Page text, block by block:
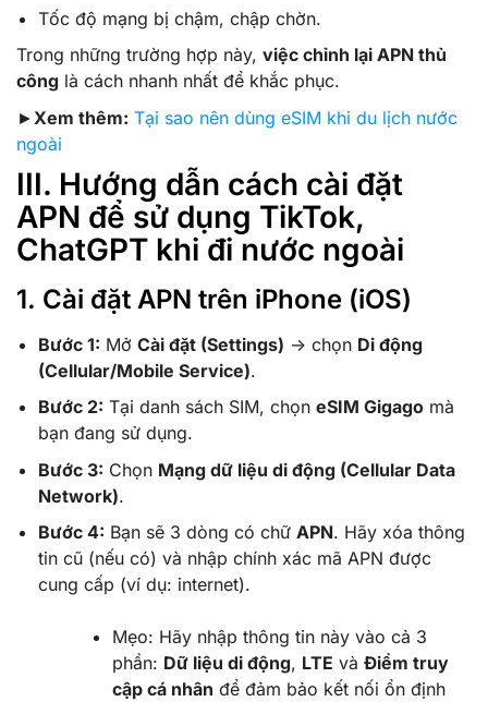
Tốc độ mạng bị chậm, chập chờn.
Trong những trường hợp này, việc chỉnh lại APN thủ
công là cách nhanh nhất để khắc phục.
► Xem thêm: Tại sao nên dùng eSIM khi du lịch nước
ngoài
III. Hướng dẫn cách cài đặt
APN để sử dụng TikTok,
ChatGPT khi đi nước ngoài
1. Cài đặt APN trên iPhone (iOS)
Bước 1: Mở Cài đặt (Settings) -> chọn Di động
(Cellular/Mobile Service).
Bước 2: Tại danh sách SIM, chọn eSIM Gigago mà
bạn đang sử dụng.
Bước 3: Chọn Mạng dữ liệu di động (Cellular Data
Network).
Bước 4: Bạn sẽ 3 dòng có chữ APN. Hãy xóa thông
tin cũ (nếu có) và nhập chính xác mã APN được
cung cấp (ví dụ: internet).
Mẹo: Hãy nhập thông tin này vào cả 3
phần: Dữ liệu di động, LTE và Điểm truy
cập cá nhân để đảm bảo kết nối ổn định